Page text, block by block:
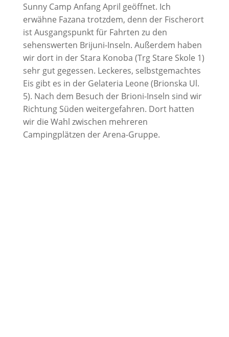
Sunny Camp Anfang April geöffnet. Ich
erwähne Fazana trotzdem, denn der Fischerort
ist Ausgangspunkt für Fahrten zu den
sehenswerten Brijuni-Inseln. Außerdem haben
wir dort in der Stara Konoba (Trg Stare Skole 1)
sehr gut gegessen. Leckeres, selbstgemachtes
Eis gibt es in der Gelateria Leone (Brionska Ul.
5). Nach dem Besuch der Brioni-Inseln sind wir
Richtung Süden weitergefahren. Dort hatten
wir die Wahl zwischen mehreren
Campingplätzen der Arena-Gruppe.